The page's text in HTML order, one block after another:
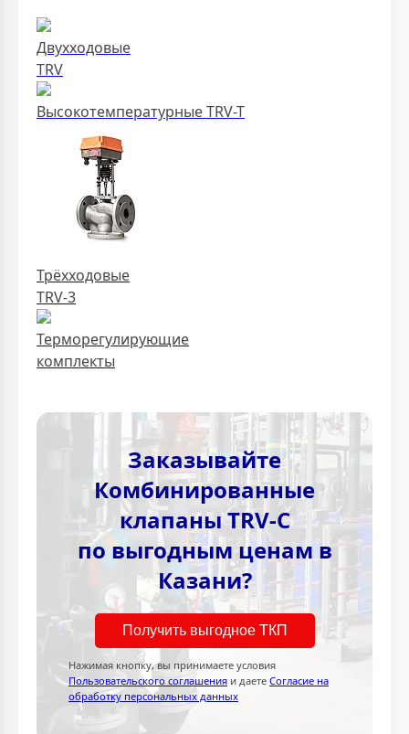
Двухходовые
TRV
Высокотемпературные TRV-T
Трёхходовые
TRV-3
Терморегулирующие
комплекты
Заказывайте
Комбинированные
клапаны TRV-C
по выгодным ценам в
Казани?
Получить выгодное ТКП
Нажимая кнопку, вы принимаете условия
Пользовательского соглашения и даете Согласие на
обработку персональных данных